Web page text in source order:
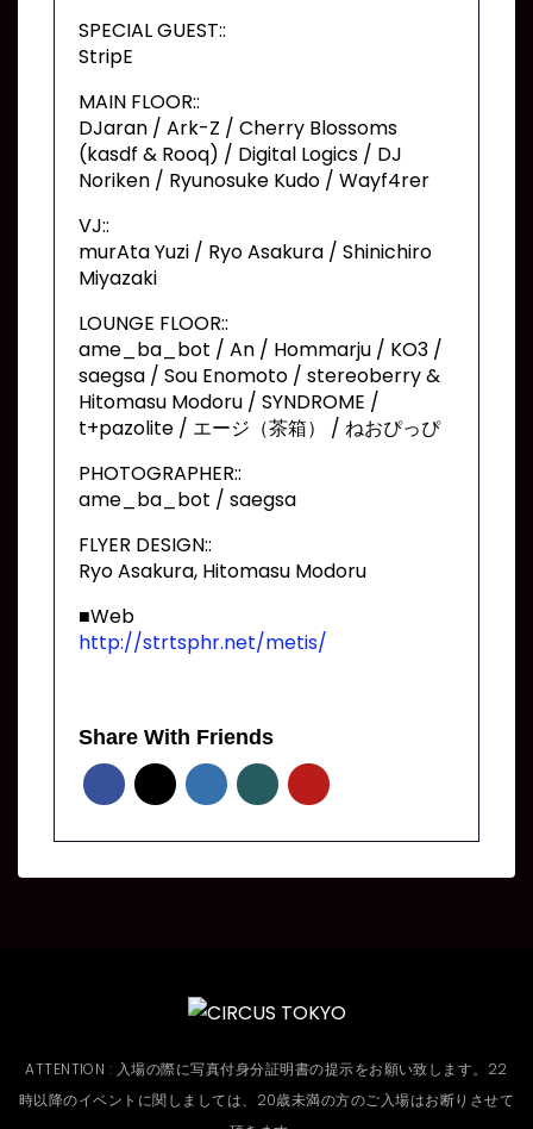
SPECIAL GUEST::
StripE
MAIN FLOOR::
DJaran / Ark-Z / Cherry Blossoms
(kasdf & Rooq) / Digital Logics / DJ
Noriken / Ryunosuke Kudo / Wayf4rer
VJ::
murAta Yuzi / Ryo Asakura / Shinichiro
Miyazaki
LOUNGE FLOOR::
ame_ba_bot / An / Hommarju / KO3 /
saegsa / Sou Enomoto / stereoberry &
Hitomasu Modoru / SYNDROME /
t+pazolite / エージ（茶箱） / ねおぴっぴ
PHOTOGRAPHER::
ame_ba_bot / saegsa
FLYER DESIGN::
Ryo Asakura, Hitomasu Modoru
■Web
http://strtsphr.net/metis/
Share With Friends
ATTENTION : 入場の際に写真付身分証明書の提示をお願い致します。22
時以降のイベントに関しましては、20歳未満の方のご入場はお断りさせて